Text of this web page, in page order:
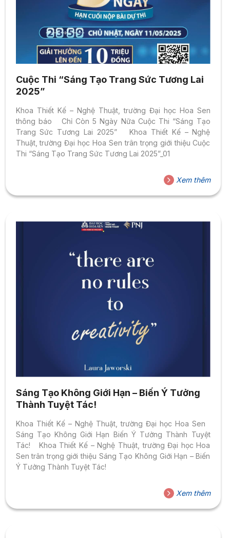
Cuộc Thi “Sáng Tạo Trang Sức Tương Lai
2025”
Khoa Thiết Kế – Nghệ Thuật, trường Đại học Hoa Sen
thông báo Chỉ Còn 5 Ngày Nữa Cuộc Thi “Sáng Tạo
Trang Sức Tương Lai 2025” Khoa Thiết Kế – Nghệ
Thuật, trường Đại học Hoa Sen trân trọng giới thiệu Cuộc
Thi “Sáng Tạo Trang Sức Tương Lai 2025”_01
Xem thêm
Sáng Tạo Không Giới Hạn – Biến Ý Tưởng
Thành Tuyệt Tác!
Khoa Thiết Kế – Nghệ Thuật, trường Đại học Hoa Sen
Sáng Tạo Không Giới Hạn Biến Ý Tưởng Thành Tuyệt
Tác! Khoa Thiết Kế – Nghệ Thuật, trường Đại học Hoa
Sen trân trọng giới thiệu Sáng Tạo Không Giới Hạn – Biến
Ý Tưởng Thành Tuyệt Tác!
Xem thêm